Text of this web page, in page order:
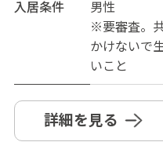
入居条件
男性
※要審査。
かけないで
いこと
詳細を見る